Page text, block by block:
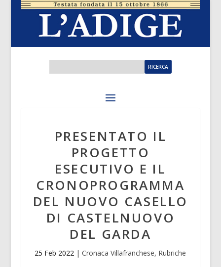
PRESENTATO IL
PROGETTO
ESECUTIVO E IL
CRONOPROGRAMMA
DEL NUOVO CASELLO
DI CASTELNUOVO
DEL GARDA
25 Feb 2022 |Cronaca Villafranchese, Rubriche